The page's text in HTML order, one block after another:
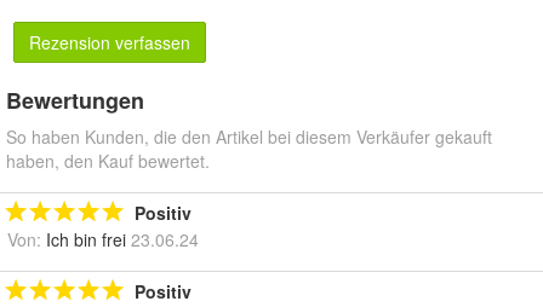
Rezension verfassen
Bewertungen
So haben Kunden, die den Artikel bei diesem Verkäufer gekauft
haben, den Kauf bewertet.
Positiv
Von: Ich bin frei 23.06.24
Positiv